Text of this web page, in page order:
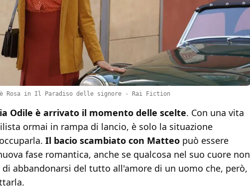
Rosa in Il Paradiso delle signore - Rai Fiction
Odile è arrivato il momento delle scelte. Con una vita
ormai in rampa di lancio, è solo la situazione
Il bacio scambiato con Matteo può essere
fase romantica, anche se qualcosa nel suo cuore non
abbandonarsi del tutto all'amore di un uomo che, però,